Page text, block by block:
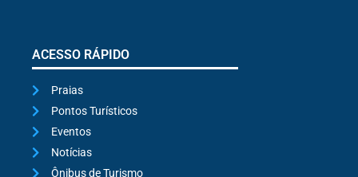
ACESSO RÁPIDO
Praias
Pontos Turísticos
Eventos
Notícias
Ônibus de Turismo